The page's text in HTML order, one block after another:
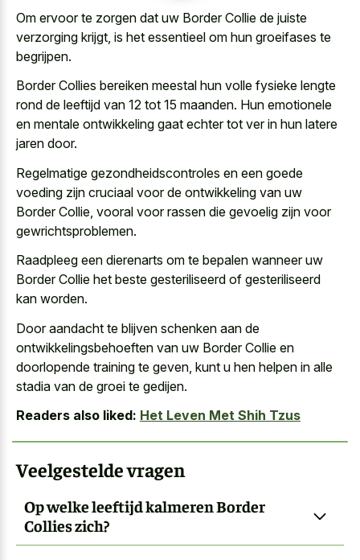
Om ervoor te zorgen dat uw Border Collie de juiste
verzorging krijgt, is het essentieel om hun groeifases te
begrijpen.
Border Collies bereiken meestal hun volle fysieke lengte
rond de leeftijd van 12 tot 15 maanden. Hun emotionele
en mentale ontwikkeling gaat echter tot ver in hun latere
jaren door.
Regelmatige gezondheidscontroles en een goede
voeding zijn cruciaal voor de ontwikkeling van uw
Border Collie, vooral voor rassen die gevoelig zijn voor
gewrichtsproblemen.
Raadpleeg een dierenarts om te bepalen wanneer uw
Border Collie het beste gesteriliseerd of gesteriliseerd
kan worden.
Door aandacht te blijven schenken aan de
ontwikkelingsbehoeften van uw Border Collie en
doorlopende training te geven, kunt u hen helpen in alle
stadia van de groei te gedijen.
Readers also liked: Het Leven Met Shih Tzus
Veelgestelde vragen
Op welke leeftijd kalmeren Border
Collies zich?